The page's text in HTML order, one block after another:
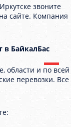
звоните
сайте. Компания
в БайкалБас
области и по всей
перевозки. Все